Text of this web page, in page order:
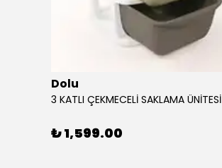
Dolu
3 KATLI ÇEKMECELİ SAKLAMA ÜNİTESİ
₺ 1,599.00